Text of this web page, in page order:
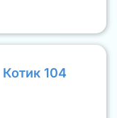
Котик 104